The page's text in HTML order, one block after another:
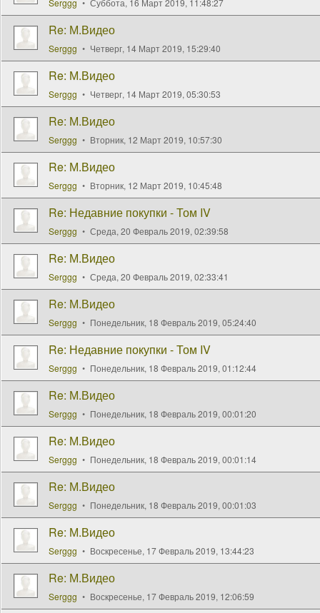
Serggg Суббота, 16 Март 2019, 11:48:27
Re: М.Видео
Serggg Четверг, 14 Март 2019, 15:29:40
Re: М.Видео
Serggg Четверг, 14 Март 2019, 05:30:53
Re: М.Видео
Serggg Вторник, 12 Март 2019, 10:57:30
Re: М.Видео
Serggg Вторник, 12 Март 2019, 10:45:48
Re: Недавние покупки - Том IV
Serggg Среда, 20 Февраль 2019, 02:39:58
Re: М.Видео
Serggg Среда, 20 Февраль 2019, 02:33:41
Re: М.Видео
Serggg Понедельник, 18 Февраль 2019, 05:24:40
Re: Недавние покупки - Том IV
Serggg Понедельник, 18 Февраль 2019, 01:12:44
Re: М.Видео
Serggg Понедельник, 18 Февраль 2019, 00:01:20
Re: М.Видео
Serggg Понедельник, 18 Февраль 2019, 00:01:14
Re: М.Видео
Serggg Понедельник, 18 Февраль 2019, 00:01:03
Re: М.Видео
Serggg Воскресенье, 17 Февраль 2019, 13:44:23
Re: М.Видео
Serggg Воскресенье, 17 Февраль 2019, 12:06:59